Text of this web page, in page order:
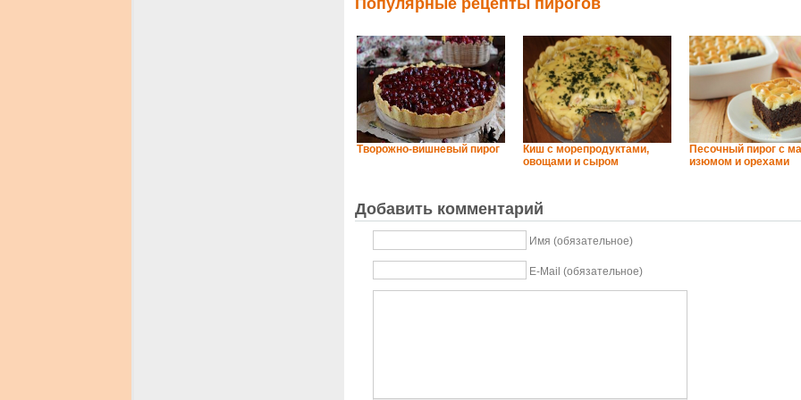
Популярные рецепты пирогов
Творожно-вишневый пирог
Киш с морепродуктами,
овощами и сыром
Песочный пирог с
изюмом и орехами
Добавить комментарий
Имя (обязательное)
E-Mail (обязательное)